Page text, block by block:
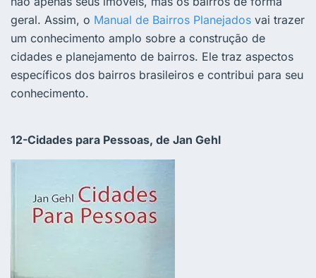
geral. Assim, o Manual de Bairros Planejados vai trazer
um conhecimento amplo sobre a construção de
cidades e planejamento de bairros. Ele traz aspectos
específicos dos bairros brasileiros e contribui para seu
conhecimento.
12-Cidades para Pessoas, de Jan Gehl